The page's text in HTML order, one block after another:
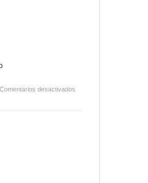
Comentarios desactivados